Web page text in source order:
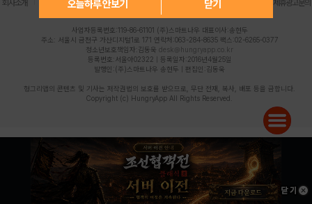
오늘하루 안보기 닫기
회사소개 | 개인정보 처리방침 불법촬영물 신고센터 제휴광고문의
사업자등록번호:119-86-61101 (주)스마트나우 대표이사:송현두
주소: 서울시 금천구 가산디지털1로 171 연락처:063-284-8635 팩스:02-6265-0377
청소년보호책임자:김동욱 desk@hungryapp.co.kr
등록번호:서울아02322 | 등록일자:2016년4월25일
발행인:(주)스마트나우 송현두 | 편집인:김동욱
헝그리앱의 콘텐츠 및 기사는 저작권법의 보호를 받으므로, 무단 전재, 복사, 배포 등을 금합니다.
Copyright (c) HungryApp All Rights Reserved.